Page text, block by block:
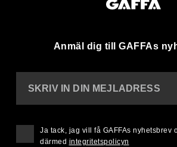
Anmäl dig till GAFFAs
SKRIV IN DIN MEJLADRESS
Ja tack, jag vill få GAFFAs nyhetsbrev
därmed integritetspolicyn